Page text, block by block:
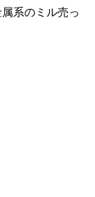
系のミル売っ